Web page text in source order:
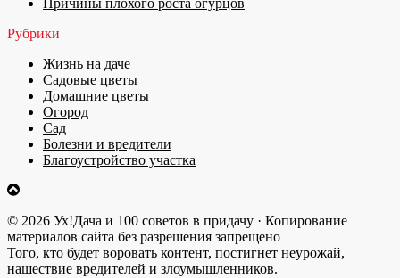
Причины плохого роста огурцов
Рубрики
Жизнь на даче
Садовые цветы
Домашние цветы
Огород
Сад
Болезни и вредители
Благоустройство участка
© 2026 Ух!Дача и 100 советов в придачу · Копирование
материалов сайта без разрешения запрещено
Того, кто будет воровать контент, постигнет неурожай,
нашествие вредителей и злоумышленников.